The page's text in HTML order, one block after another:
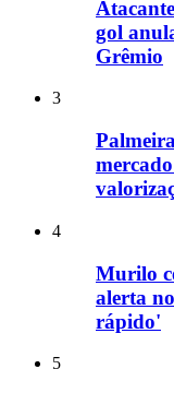
gol
Grêmio
3
4
Murilo
alerta
rápido'
5